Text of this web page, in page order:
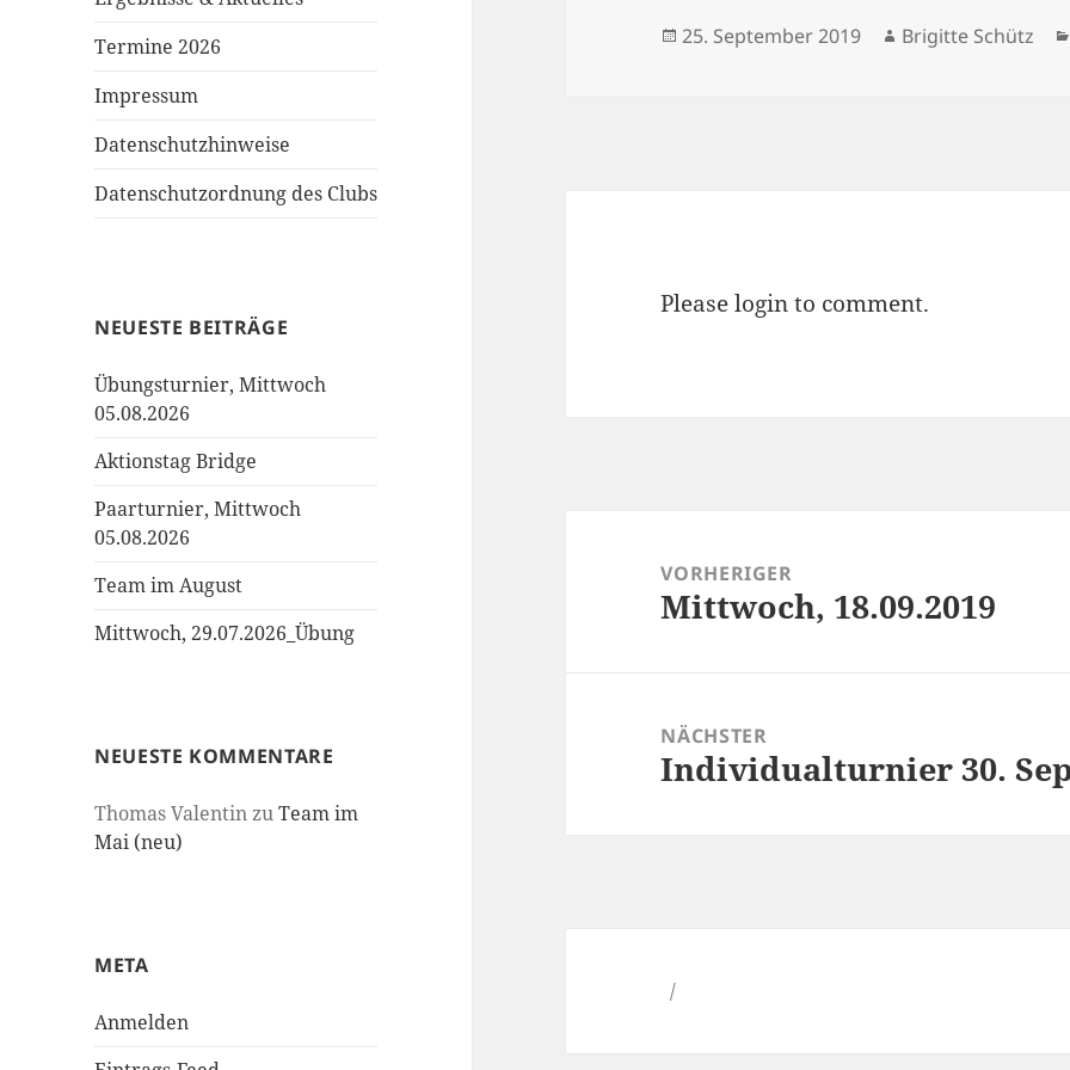
Termine 2026
Impressum
Datenschutzhinweise
Datenschutzordnung des Clubs
NEUESTE BEITRÄGE
Übungsturnier, Mittwoch
05.08.2026
Aktionstag Bridge
Paarturnier, Mittwoch
05.08.2026
Team im August
Mittwoch, 29.07.2026_Übung
NEUESTE KOMMENTARE
Thomas ValentinzuTeam im
Mai (neu)
META
Anmelden
Veröffentlicht
25. September 2019 Autor
Brigitte Schütz
Please login to comment.
VORHERIGER
Vorheriger
Mittwoch, 18.09.2019
NÄCHSTER
Nächster
Individualturnier 30.